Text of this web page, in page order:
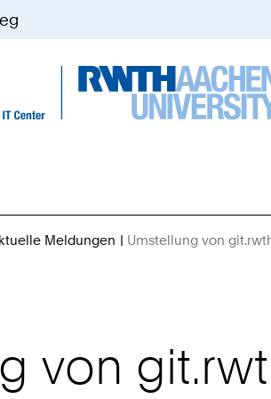
Meldungen Umstellung von
von